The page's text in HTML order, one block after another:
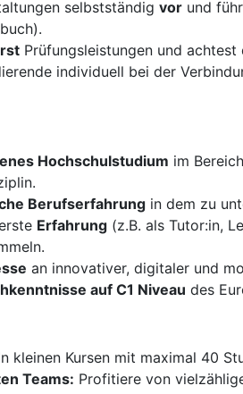
selbstständig vor und
Prüfungsleistungen und
individuell bei der
Hochschulstudium im
Berufserfahrung in dem zu
Erfahrung (z.B. als Tutor:in,
an innovativer, digitaler und
auf C1 Niveau des
kleinen Kursen mit maximal 40
Teams: Profitiere von